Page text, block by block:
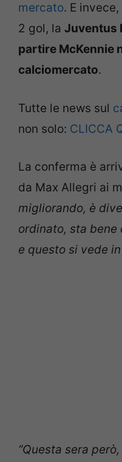
mercato. E
2 gol, la Juventus
partire McKennie
calciomercato.
Tutte le news sul
non solo: CLICCA
La conferma è
da Max Allegri ai
migliorando, è
ordinato, sta
e questo si vede
“Questa sera